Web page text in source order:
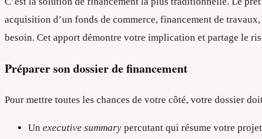
acquisition d’un fonds de commerce, financement de
besoin. Cet apport démontre votre implication et partage le
Préparer son dossier de financement
Pour mettre toutes les chances de votre côté, votre dossier
Un executive summary percutant qui résume votre